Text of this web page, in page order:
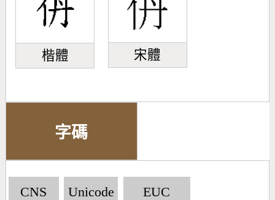
楷體 宋體
字碼
CNS Unicode EUC